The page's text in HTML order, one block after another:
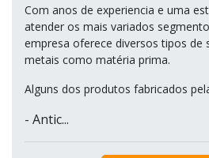
Com anos de experiencia e uma
atender os mais variados
empresa oferece diversos tipos de
metais como matéria prima.
Alguns dos produtos fabricados
- Antic...